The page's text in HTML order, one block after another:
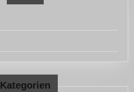
Kategorien